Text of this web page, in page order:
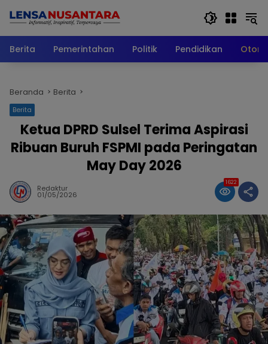
Berita
Pemerintahan Politik Pendidikan
Beranda Berita
Berita
Ketua DPRD Sulsel Terima Aspirasi
Ribuan Buruh FSPMI pada Peringatan
May Day 2026
Redaktur
01/05/2026
1622